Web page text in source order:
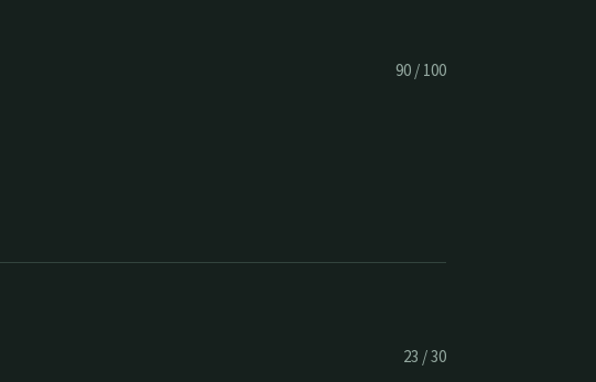
90/100
23 /30